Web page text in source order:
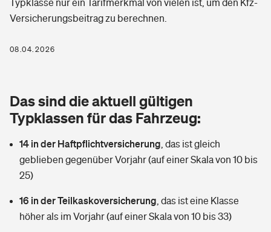
Rentenrechner: Wie viel Geld bekomme ich im Alter?
Wer versichert was: Jetzt Versicherer finden
Sie haben Fragen?
Photovoltaik
Wärmepumpen versichern
Vermieterrrechtsschutz
Mietkautionsversicherung
Restkreditversicherung
Zur Übersicht
Rechts­schutz­ver­si­che­rung
Kinderunfall­ver­si­che­rung
Reiseversicherung
Private Krankenversicherung
Tierkrankenversicherung
Zur Übersicht
Typklasse nur ein Tarifmerkmal von vielen ist, um den Kfz-
Versicherungsbeitrag zu berechnen.
08.04.2026
Das sind die aktuell gültigen
Typklassen für das Fahrzeug:
14 in der Haftpflichtversicherung das ist gleich
geblieben gegenüber Vorjahr (auf einer Skala von 10 bis
25)
16 in der Teilkaskoversicherung das ist eine Klasse
höher als im Vorjahr (auf einer Skala von 10 bis 33)